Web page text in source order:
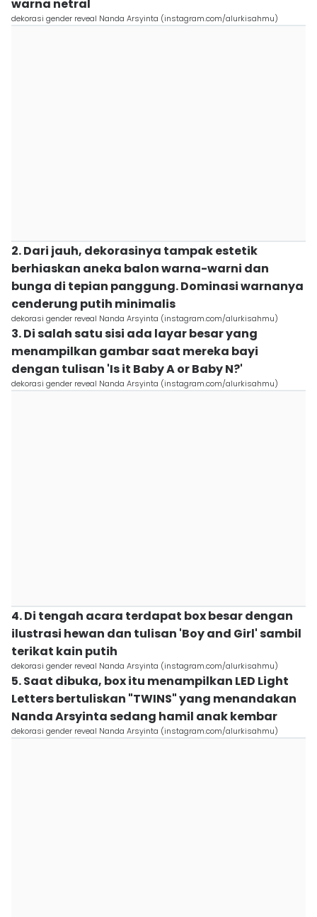
warna netral
dekorasi gender reveal Nanda Arsyinta (instagram.com/alurkisahmu)
2. Dari jauh, dekorasinya tampak estetik
berhiaskan aneka balon warna-warni dan
bunga di tepian panggung. Dominasi warnanya
cenderung putih minimalis
dekorasi gender reveal Nanda Arsyinta (instagram.com/alurkisahmu)
3. Di salah satu sisi ada layar besar yang
menampilkan gambar saat mereka bayi
dengan tulisan 'Is it Baby A or Baby N?'
dekorasi gender reveal Nanda Arsyinta (instagram.com/alurkisahmu)
4. Di tengah acara terdapat box besar dengan
ilustrasi hewan dan tulisan 'Boy and Girl' sambil
terikat kain putih
dekorasi gender reveal Nanda Arsyinta (instagram.com/alurkisahmu)
5. Saat dibuka, box itu menampilkan LED Light
Letters bertuliskan "TWINS" yang menandakan
Nanda Arsyinta sedang hamil anak kembar
dekorasi gender reveal Nanda Arsyinta (instagram.com/alurkisahmu)